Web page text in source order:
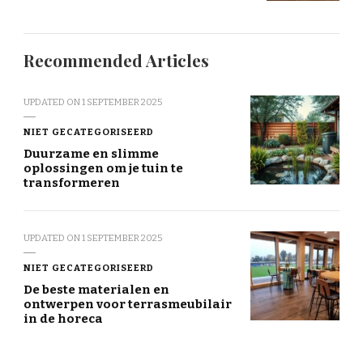
Recommended Articles
UPDATED ON1 SEPTEMBER 2025
NIET GECATEGORISEERD
Duurzame en slimme
oplossingen om je tuin te
transformeren
UPDATED ON1 SEPTEMBER 2025
NIET GECATEGORISEERD
De beste materialen en
ontwerpen voor terrasmeubilair
in de horeca